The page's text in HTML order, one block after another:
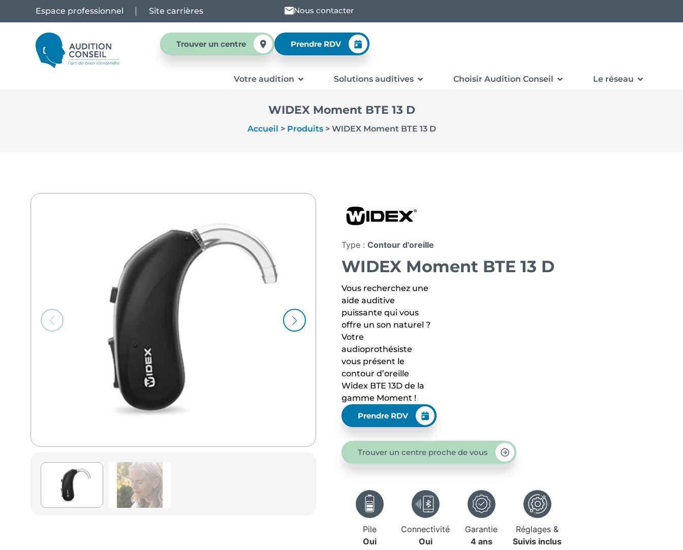
Espace professionnel Site carrières Nous contacter
Trouver un centre Prendre RDV
Votre audition Solutions auditives Choisir Audition Conseil Le réseau
WIDEX Moment BTE 13 D
Accueil > Produits> WIDEX Moment BTE 13 D
Type : Contour d'oreille
WIDEX Moment BTE 13 D
Vous recherchez une
aide auditive
puissante qui vous
offre un son naturel ?
Votre
audioprothésiste
vous présent le
contour d’oreille
Widex BTE 13D de la
gamme Moment !
Prendre RDV
Trouver un centre proche de vous
Pile
Oui
Connectivité
Oui
Garantie
4 ans
Réglages &
Suivis inclus